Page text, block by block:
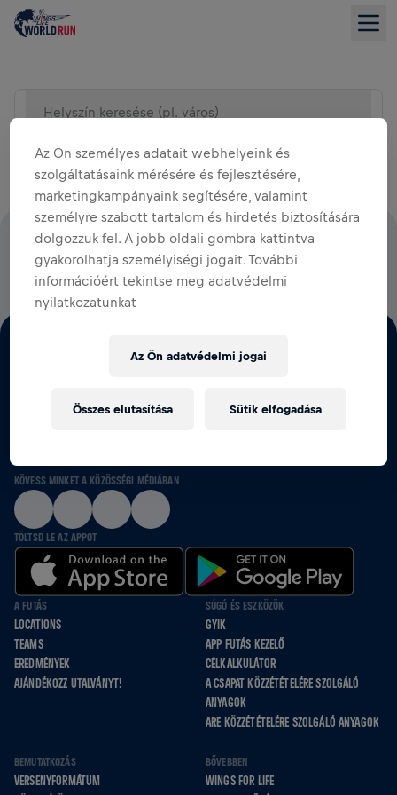
Helyszín keresése (pl. város)
A NEVEZÉSI DÍJAK 100%-ÁT A GERINCVELŐ‑SÉRÜLÉS
KUTATÁSÁRA FORDÍTJUK
KÖVESS MINKET A KÖZÖSSÉGI MÉDIÁBAN
TÖLTSD LE AZ APPOT
A FUTÁS
LOCATIONS
TEAMS
EREDMÉNYEK
AJÁNDÉKOZZ UTALVÁNYT!
SÚGÓ ÉS ESZKÖZÖK
GYIK
APP FUTÁS KEZELŐ
CÉLKALKULÁTOR
A CSAPAT KÖZZÉTÉTELÉRE SZOLGÁLÓ
ANYAGOK
ARE KÖZZÉTÉTELÉRE SZOLGÁLÓ ANYAGOK
BEMUTATKOZÁS
VERSENYFORMÁTUM
BŐVEBBEN
WINGS FOR LIFE
Az Ön személyes adatait webhelyeink és
szolgáltatásaink mérésére és fejlesztésére,
marketingkampányaink segítésére, valamint
személyre szabott tartalom és hirdetés biztosítására
dolgozzuk fel. A jobb oldali gombra kattintva
gyakorolhatja személyiségi jogait. További
információért tekintse meg adatvédelmi
nyilatkozatunkat
Az Ön adatvédelmi jogai
Összes elutasítása Sütik elfogadása